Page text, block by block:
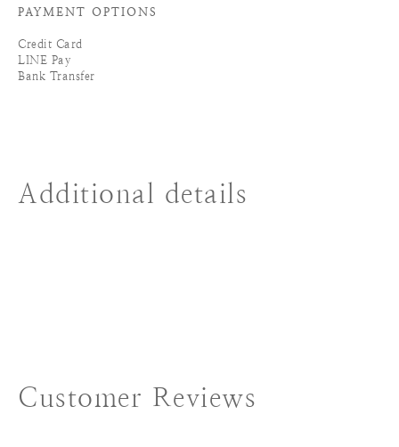
PAYMENT OPTIONS
Credit Card
LINE Pay
Bank Transfer
Additional details
Customer Reviews